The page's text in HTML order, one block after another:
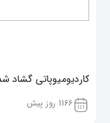
کاردیومیوپاتی
1166 روز پیش